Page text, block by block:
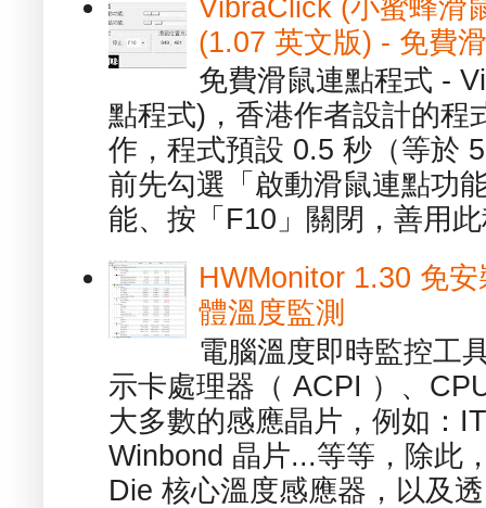
VibraClick (小蜜蜂滑
(1.07 英文版) - 免費
免費滑鼠連點程式 -
點程式)，香港作者設計的程
作，程式預設 0.5 秒（等於
前先勾選「啟動滑鼠連點功
能、按「F10」關閉，善用
HWMonitor 1.30 免
體溫度監測
電腦溫度即時監控工
示卡處理器（ ACPI ）、
大多數的感應晶片，例如：
Winbond 晶片...等等，除此
Die 核心溫度感應器，以及